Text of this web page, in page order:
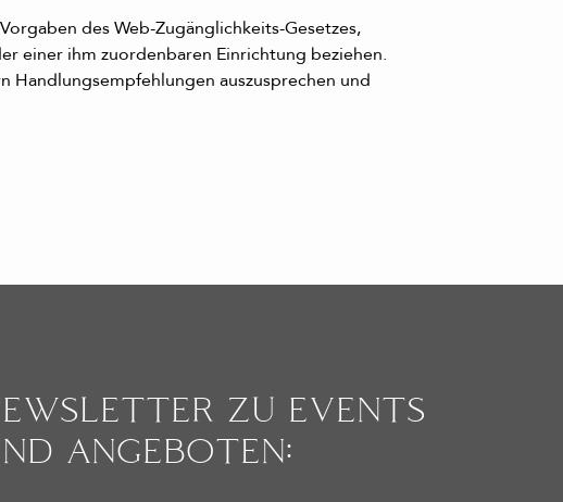
des Web-Zugänglichkeits-Gesetzes,
einer ihm zuordenbaren Einrichtung beziehen.
auszusprechen und
ZU EVENTS
ANGEBOTEN: